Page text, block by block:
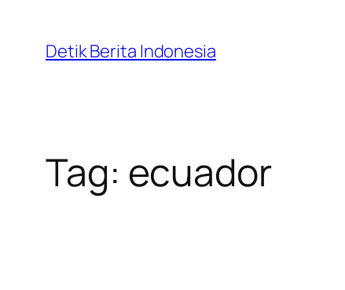
content
Detik Berita Indonesia
Tag: ecuador